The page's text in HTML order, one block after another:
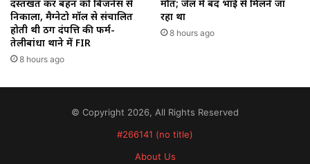
दस्तखत कर बहन को बिजनेस से
निकाला, मैग्नेटो मॉल से संचालित
होती थी ठग दंपत्ति की फर्म-
तेलीबांधा थाने में FIR
8 hours ago
मौत; जेल में बंद भाई से मिलने जा
रहा था
8 hours ago
© Copyright 2026, All Rights Reserved
#266141 (no title)
About Us